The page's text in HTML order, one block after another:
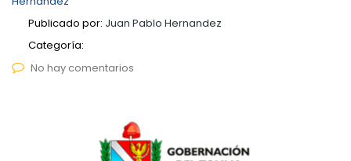
Publicado por: Juan Pablo Hernandez
Categoría:
No hay comentarios